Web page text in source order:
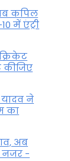
कपिल
में एंट्री
कीजिए
ने
का
अब
नजर -